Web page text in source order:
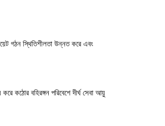
গঠন স্থিতিশীলতা উন্নত করে এবং
কঠোর বহিরঙ্গন পরিবেশে দীর্ঘ সেবা আয়ু